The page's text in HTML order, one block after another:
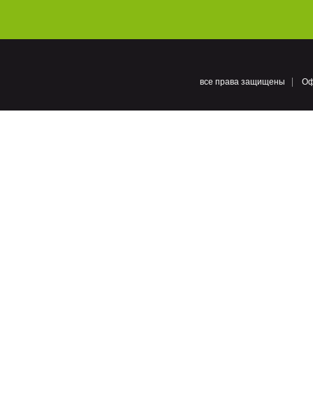
все права защищены